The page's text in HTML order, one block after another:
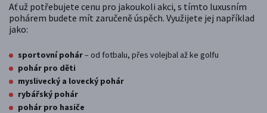
Ať už potřebujete cenu pro jakoukoli akci, s tímto luxusním
pohárem budete mít zaručeně úspěch. Využijete jej například
jako:
sportovní pohár– od fotbalu, přes volejbal až ke golfu
pohár pro děti
myslivecký a lovecký pohár
rybářský pohár
pohár pro hasiče